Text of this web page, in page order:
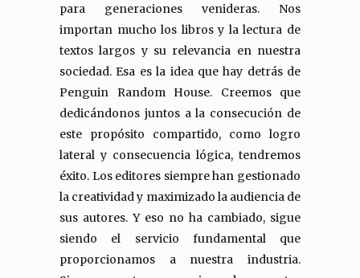
para generaciones venideras. Nos
importan mucho los libros y la lectura de
textos largos y su relevancia en nuestra
sociedad. Esa es la idea que hay detrás de
Penguin Random House. Creemos que
dedicándonos juntos a la consecución de
este propósito compartido, como logro
lateral y consecuencia lógica, tendremos
éxito. Los editores siempre han gestionado
la creatividad y maximizado la audiencia de
sus autores. Y eso no ha cambiado, sigue
siendo el servicio fundamental que
proporcionamos a nuestra industria.